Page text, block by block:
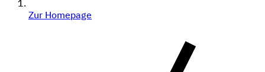
Zur Homepage